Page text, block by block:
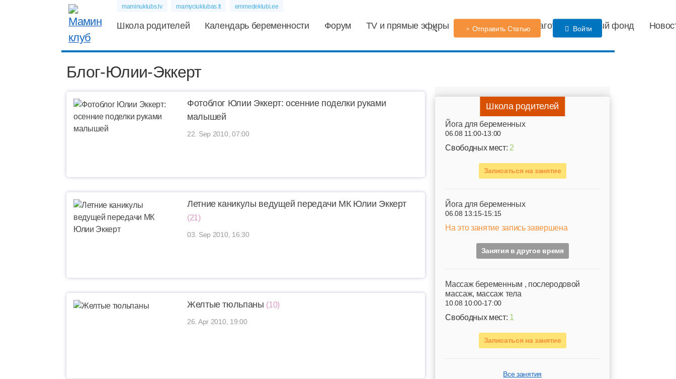
maminuklubs.lv mamyciuklubas.lt emmedeklubi.ee
Школа родителей Календарь беременности Форум TV и прямые эфиры Детский сад Благотворительный фонд
Отправить Статью Войти
Блог-Юлии-Эккерт
Фотоблог Юлии Эккерт: осенние поделки руками
малышей
22. Sep 2010, 07:00
Летние каникулы ведущей передачи МК Юлии Эккерт
(21)
03. Sep 2010, 16:30
Желтые тюльпаны (10)
26. Apr 2010, 19:00
Школа родителей
Йога для беременных
06.08 11:00-13:00
Свободных мест: 2
Записаться на занятие
Йога для беременных
06.08 13:15-15:15
На это занятие запись завершена
Занятия в другое время
Mассаж беременным , послеродовой
массаж, массаж тела
10.08 10:00-17:00
Свободных мест: 1
Записаться на занятие
Все занятия